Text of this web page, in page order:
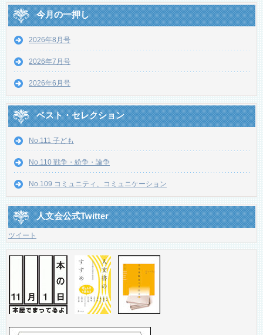
今月の一押し
2026年8月号
2026年7月号
2026年6月号
ベスト・セレクション
No.111 子ども
No.110 戦争・紛争・論争
No.109 コミュニティ、コミュニケーション
人文会公式Twitter
ツイート